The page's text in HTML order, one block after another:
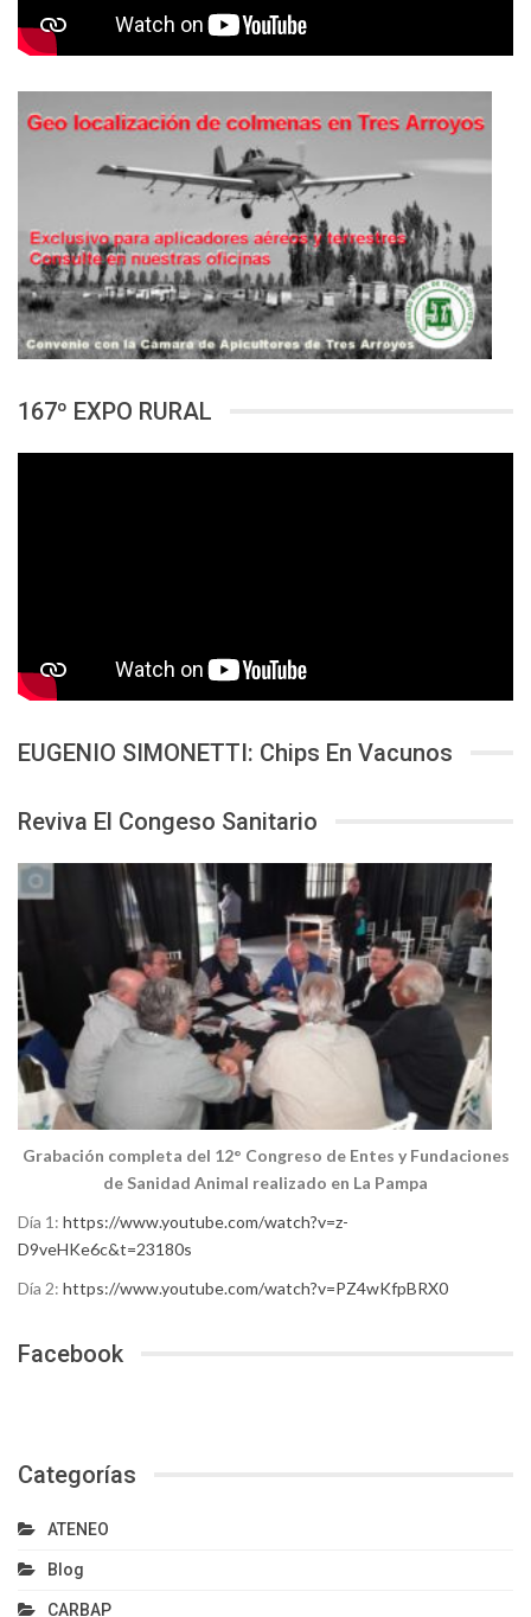
167º EXPO RURAL
EUGENIO SIMONETTI: Chips En Vacunos
Reviva El Congeso Sanitario
Grabación completa del 12° Congreso de Entes y Fundaciones
de Sanidad Animal realizado en La Pampa
Día 1: https://www.youtube.com/watch?v=z-
D9veHKe6c&t=23180s
Día 2: https://www.youtube.com/watch?v=PZ4wKfpBRX0
Facebook
Categorías
ATENEO
Blog
CARBAP